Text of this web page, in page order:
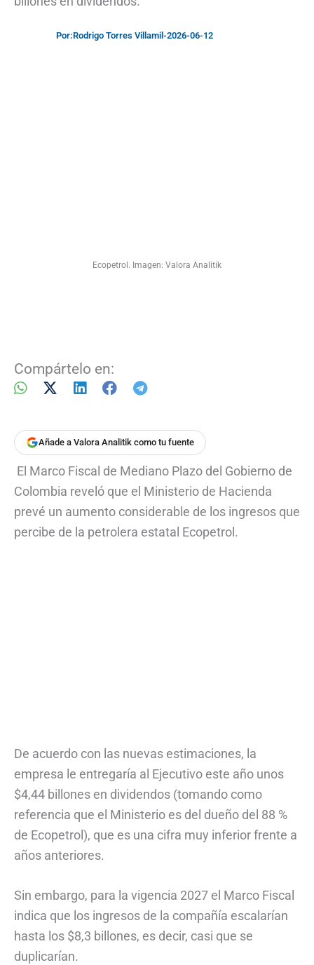
Por:Rodrigo Torres Villamil -2026-06-12
Ecopetrol. Imagen: Valora Analitik
Compártelo en:
Añade a Valora Analitik como tu fuente
El Marco Fiscal de Mediano Plazo del Gobierno de
Colombia reveló que el Ministerio de Hacienda
prevé un aumento considerable de los ingresos que
percibe de la petrolera estatal Ecopetrol.
De acuerdo con las nuevas estimaciones, la
empresa le entregaría al Ejecutivo este año unos
$4,44 billones en dividendos (tomando como
referencia que el Ministerio es del dueño del 88 %
de Ecopetrol), que es una cifra muy inferior frente a
años anteriores.
Sin embargo, para la vigencia 2027 el Marco Fiscal
indica que los ingresos de la compañía escalarían
hasta los $8,3 billones, es decir, casi que se
duplicarían.